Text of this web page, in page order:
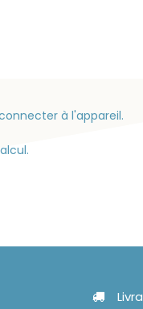
à l'appareil.